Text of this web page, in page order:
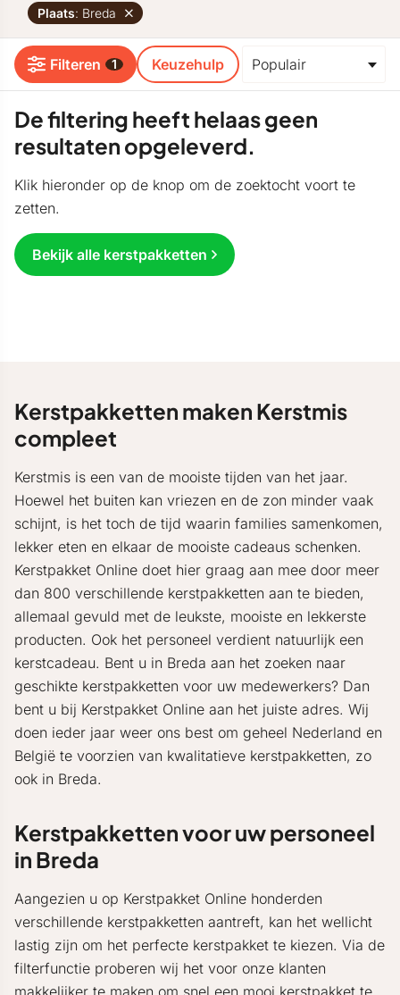
Plaats: Breda
Filteren 1 Keuzehulp
De filtering heeft helaas geen
resultaten opgeleverd.
Klik hieronder op de knop om de zoektocht voort te
zetten.
Bekijk alle kerstpakketten
Kerstpakketten maken Kerstmis
compleet
Kerstmis is een van de mooiste tijden van het jaar.
Hoewel het buiten kan vriezen en de zon minder vaak
schijnt, is het toch de tijd waarin families samenkomen,
lekker eten en elkaar de mooiste cadeaus schenken.
Kerstpakket Online doet hier graag aan mee door meer
dan 800 verschillende kerstpakketten aan te bieden,
allemaal gevuld met de leukste, mooiste en lekkerste
producten. Ook het personeel verdient natuurlijk een
kerstcadeau. Bent u in Breda aan het zoeken naar
geschikte kerstpakketten voor uw medewerkers? Dan
bent u bij Kerstpakket Online aan het juiste adres. Wij
doen ieder jaar weer ons best om geheel Nederland en
België te voorzien van kwalitatieve kerstpakketten, zo
ook in Breda.
Kerstpakketten voor uw personeel
in Breda
Aangezien u op Kerstpakket Online honderden
verschillende kerstpakketten aantreft, kan het wellicht
lastig zijn om het perfecte kerstpakket te kiezen. Via de
filterfunctie proberen wij het voor onze klanten
makkelijker te maken om snel een mooi kerstpakket te